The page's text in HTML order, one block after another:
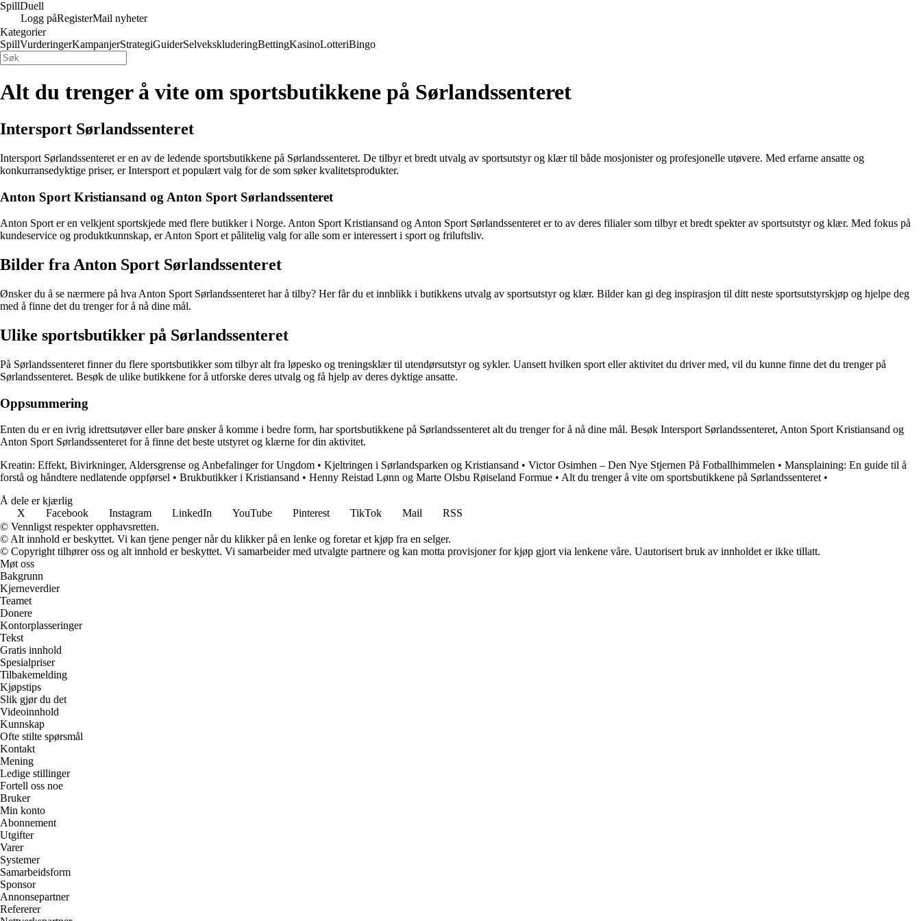
SpillDuell
Logg påRegisterMail nyheter
Kategorier
SpillVurderingerKampanjerStrategiGuiderSelvekskluderingBettingKasinoLotteriBingo
Alt du trenger å vite om sportsbutikkene på Sørlandssenteret
Intersport Sørlandssenteret
Intersport Sørlandssenteret er en av de ledende sportsbutikkene på Sørlandssenteret. De tilbyr et bredt utvalg av sportsutstyr og klær til både mosjonister og profesjonelle utøvere. Med erfarne ansatte og
konkurransedyktige priser, er Intersport et populært valg for de som søker kvalitetsprodukter.
Anton Sport Kristiansand og Anton Sport Sørlandssenteret
Anton Sport er en velkjent sportskjede med flere butikker i Norge. Anton Sport Kristiansand og Anton Sport Sørlandssenteret er to av deres filialer som tilbyr et bredt spekter av sportsutstyr og klær. Med fokus på
kundeservice og produktkunnskap, er Anton Sport et pålitelig valg for alle som er interessert i sport og friluftsliv.
Bilder fra Anton Sport Sørlandssenteret
Ønsker du å se nærmere på hva Anton Sport Sørlandssenteret har å tilby? Her får du et innblikk i butikkens utvalg av sportsutstyr og klær. Bilder kan gi deg inspirasjon til ditt neste sportsutstyrskjøp og hjelpe deg
med å finne det du trenger for å nå dine mål.
Ulike sportsbutikker på Sørlandssenteret
På Sørlandssenteret finner du flere sportsbutikker som tilbyr alt fra løpesko og treningsklær til utendørsutstyr og sykler. Uansett hvilken sport eller aktivitet du driver med, vil du kunne finne det du trenger på
Sørlandssenteret. Besøk de ulike butikkene for å utforske deres utvalg og få hjelp av deres dyktige ansatte.
Oppsummering
Enten du er en ivrig idrettsutøver eller bare ønsker å komme i bedre form, har sportsbutikkene på Sørlandssenteret alt du trenger for å nå dine mål. Besøk Intersport Sørlandssenteret, Anton Sport Kristiansand og
Anton Sport Sørlandssenteret for å finne det beste utstyret og klærne for din aktivitet.
Kreatin: Effekt, Bivirkninger, Aldersgrense og Anbefalinger for Ungdom • Kjeltringen i Sørlandsparken og Kristiansand • Victor Osimhen – Den Nye Stjernen På Fotballhimmelen • Mansplaining: En guide til å
forstå og håndtere nedlatende oppførsel • Brukbutikker i Kristiansand • Henny Reistad Lønn og Marte Olsbu Røiseland Formue • Alt du trenger å vite om sportsbutikkene på Sørlandssenteret •
Å dele er kjærlig
X
Facebook Instagram LinkedIn YouTube Pinterest TikTok Mail
RSS
© Vennligst respekter opphavsretten.
© Alt innhold er beskyttet. Vi kan tjene penger når du klikker på en lenke og foretar et kjøp fra en selger.
© Copyright tilhører oss og alt innhold er beskyttet. Vi samarbeider med utvalgte partnere og kan motta provisjoner for kjøp gjort via lenkene våre. Uautorisert bruk av innholdet er ikke tillatt.
Møt oss
Bakgrunn
Kjerneverdier
Teamet
Donere
Kontorplasseringer
Tekst
Gratis innhold
Spesialpriser
Tilbakemelding
Kjøpstips
Slik gjør du det
Videoinnhold
Kunnskap
Ofte stilte spørsmål
Kontakt
Mening
Ledige stillinger
Fortell oss noe
Bruker
Min konto
Abonnement
Utgifter
Varer
Systemer
Samarbeidsform
Sponsor
Annonsepartner
Refererer